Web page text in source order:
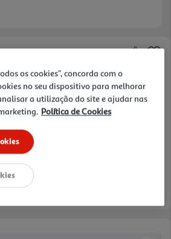
10/08/2026 e 11/08/2026
os cookies", concorda com o
no seu dispositivo para melhorar
a utilização do site e ajudar nas
Política de Cookies